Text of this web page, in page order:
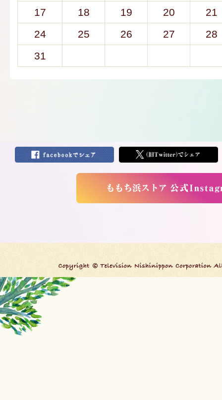
17
18 19 20
21
24
25 26 27
28
31